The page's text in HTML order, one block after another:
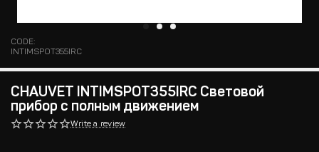
CODE:
INTIMSPOT355IRC
CHAUVET INTIMSPOT355IRC Световой
прибор с полным движением
Write a review